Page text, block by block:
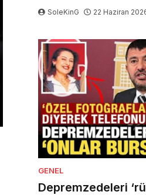
SoleKinG 22 Haziran
GENEL
Depremzedeleri